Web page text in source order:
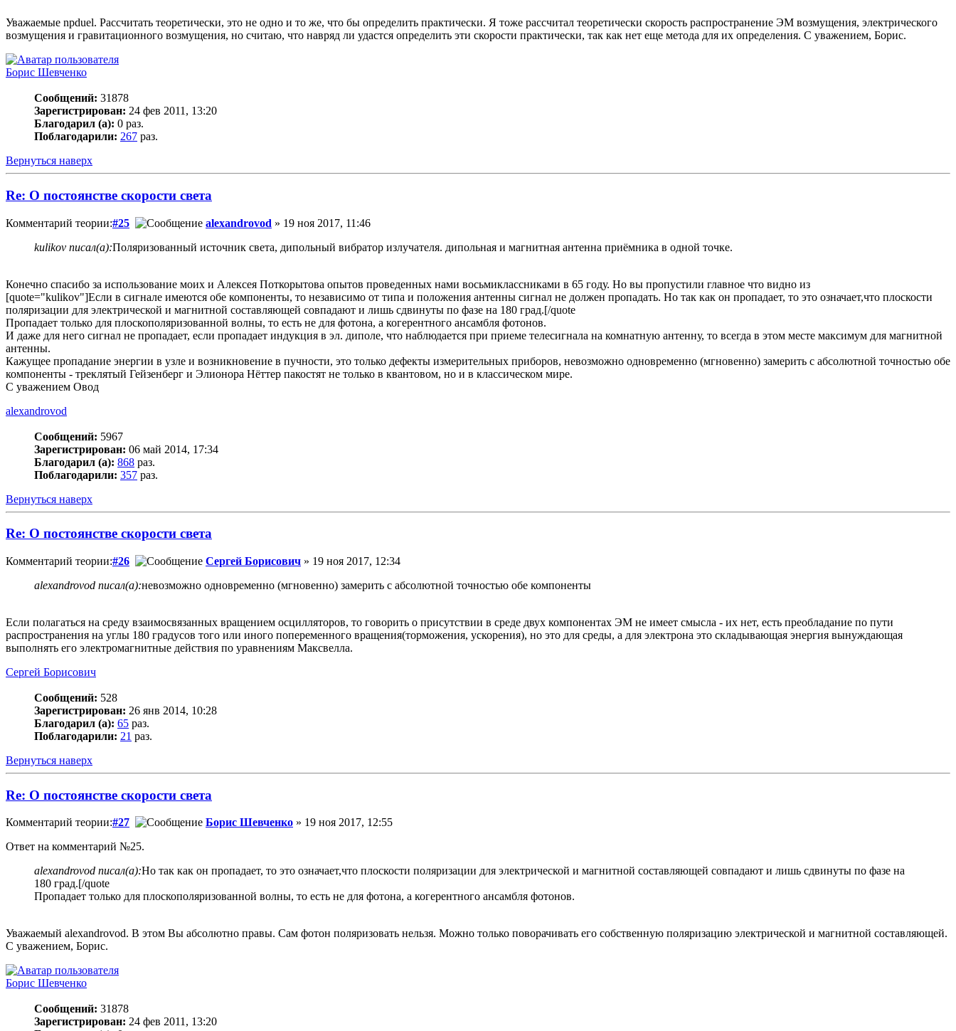
Уважаемые npduel. Рассчитать теоретически, это не одно и то же, что бы определить практически. Я тоже рассчитал теоретически скорость распространение ЭМ возмущения, электрического
возмущения и гравитационного возмущения, но считаю, что навряд ли удастся определить эти скорости практически, так как нет еще метода для их определения. С уважением, Борис.
Борис Шевченко
Сообщений: 31878
Зарегистрирован: 24 фев 2011, 13:20
Благодарил (а): 0 раз.
Поблагодарили: 267 раз.
Вернуться наверх
Re: О постоянстве скорости света
Комментарий теории:#25 alexandrovod » 19 ноя 2017, 11:46
kulikov писал(а):Поляризованный источник света, дипольный вибратор излучателя. дипольная и магнитная антенна приёмника в одной точке.
Конечно спасибо за использование моих и Алексея Поткорытова опытов проведенных нами восьмиклассниками в 65 году. Но вы пропустили главное что видно из
[quote="kulikov"]Если в сигнале имеются обе компоненты, то независимо от типа и положения антенны сигнал не должен пропадать. Но так как он пропадает, то это означает,что плоскости
поляризации для электрической и магнитной составляющей совпадают и лишь сдвинуты по фазе на 180 град.[/quote
Пропадает только для плоскополяризованной волны, то есть не для фотона, а когерентного ансамбля фотонов.
И даже для него сигнал не пропадает, если пропадает индукция в эл. диполе, что наблюдается при приеме телесигнала на комнатную антенну, то всегда в этом месте максимум для магнитной
антенны.
Кажущее пропадание энергии в узле и возникновение в пучности, это только дефекты измерительных приборов, невозможно одновременно (мгновенно) замерить с абсолютной точностью обе
компоненты - треклятый Гейзенберг и Элионора Нёттер пакостят не только в квантовом, но и в классическом мире.
С уважением Овод
alexandrovod
Сообщений: 5967
Зарегистрирован: 06 май 2014, 17:34
Благодарил (а): 868 раз.
Поблагодарили: 357 раз.
Вернуться наверх
Re: О постоянстве скорости света
Комментарий теории:#26 Сергей Борисович » 19 ноя 2017, 12:34
alexandrovod писал(а):невозможно одновременно (мгновенно) замерить с абсолютной точностью обе компоненты
Если полагаться на среду взаимосвязанных вращением осцилляторов, то говорить о присутствии в среде двух компонентах ЭМ не имеет смысла - их нет, есть преобладание по пути
распространения на углы 180 градусов того или иного попеременного вращения(торможения, ускорения), но это для среды, а для электрона это складывающая энергия вынуждающая
выполнять его электромагнитные действия по уравнениям Максвелла.
Сергей Борисович
Сообщений: 528
Зарегистрирован: 26 янв 2014, 10:28
Благодарил (а): 65 раз.
Поблагодарили: 21 раз.
Вернуться наверх
Re: О постоянстве скорости света
Комментарий теории:#27 Борис Шевченко » 19 ноя 2017, 12:55
Ответ на комментарий №25.
alexandrovod писал(а):Но так как он пропадает, то это означает,что плоскости поляризации для электрической и магнитной составляющей совпадают и лишь сдвинуты по фазе на
180 град.[/quote
Пропадает только для плоскополяризованной волны, то есть не для фотона, а когерентного ансамбля фотонов.
Уважаемый alexandrovod. В этом Вы абсолютно правы. Сам фотон поляризовать нельзя. Можно только поворачивать его собственную поляризацию электрической и магнитной составляющей.
С уважением, Борис.
Борис Шевченко
Сообщений: 31878
Зарегистрирован: 24 фев 2011, 13:20